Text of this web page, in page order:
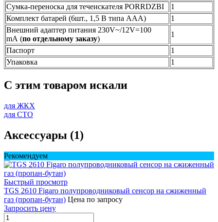
Сумка-переноска для течеискателя PORRDZBI
1
Комплект батарей (6шт., 1,5 В типа ААА)
1
Внешний адаптер питания 230V~/12V=100
mA (по отдельному заказу)
1
Паспорт
1
Упаковка
1
C этим товаром искали
для ЖКХ
для СТО
Аксессуары (1)
Рекомендуем
Быстрый просмотр
TGS 2610 Figaro полупроводниковый сенсор на сжиженный
газ (пропан-бутан) Цена по запросу
Запросить цену